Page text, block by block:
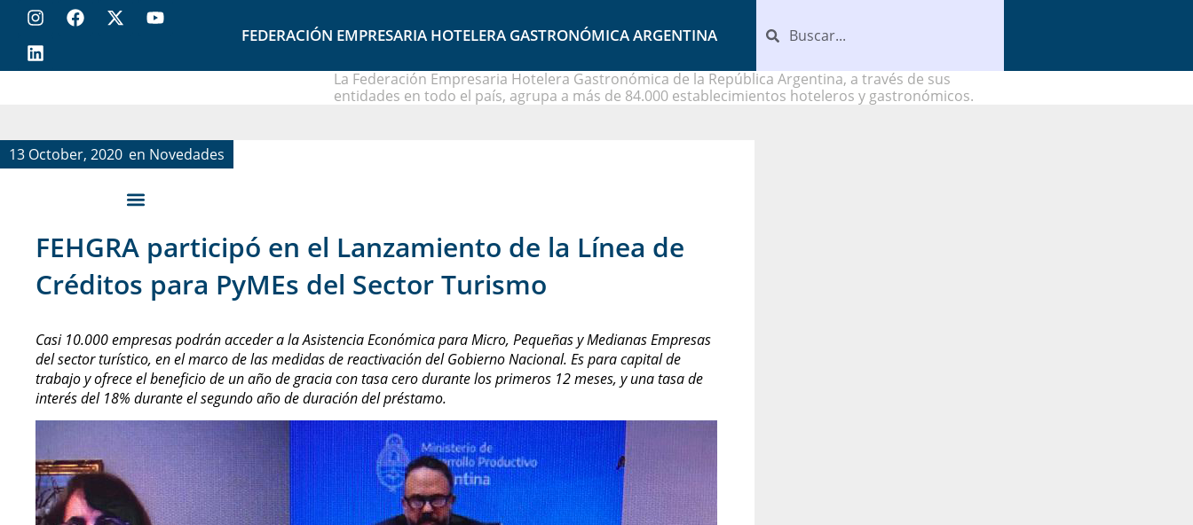
FEDERACIÓN EMPRESARIA HOTELERA GASTRONÓMICA ARGENTINA
La Federación Empresaria Hotelera Gastronómica de la República Argentina, a través de sus
entidades en todo el país, agrupa a más de 84.000 establecimientos hoteleros y gastronómicos.
13 October, 2020 en Novedades
FEHGRA participó en el Lanzamiento de la Línea de
Créditos para PyMEs del Sector Turismo
Casi 10.000 empresas podrán acceder a la Asistencia Económica para Micro, Pequeñas y Medianas Empresas
del sector turístico, en el marco de las medidas de reactivación del Gobierno Nacional. Es para capital de
trabajo y ofrece el beneficio de un año de gracia con tasa cero durante los primeros 12 meses, y una tasa de
interés del 18% durante el segundo año de duración del préstamo.